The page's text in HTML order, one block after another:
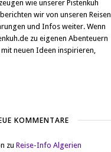
wie unserer Pistenkuh
wir von unseren Reisen
und Infos weiter. Wenn
zu eigenen Abenteuern
neuen Ideen inspirieren,
KOMMENTARE
zu Reise-Info Algerien